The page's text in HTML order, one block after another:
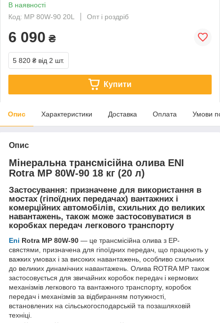
В наявності
Код: MP 80W-90 20L
Опт і роздріб
6 090 ₴
5 820 ₴ від 2 шт.
Купити
Опис Характеристики Доставка Оплата Умови
Опис
Мінеральна трансмісійна олива ENI
Rotra MP 80W-90 18 кг (20 л)
Застосування: призначене для використання в
мостах (гіпоїдних передачах) вантажних і
комерційних автомобілів, схильних до великих
навантажень, також може застосовуватися в
коробках передач легкового транспорту
Eni Rotra MP 80W-90 — це трансмісійна олива з EP-
свястями, призначена для гіпоїдних передач, що працюють у
важких умовах і за високих навантажень, особливо схильних
до великих динамічних навантажень. Олива ROTRA MP також
застосовується для звичайних коробок передач і кермових
механізмів легкового та вантажного транспорту, коробок
передач і механізмів за відбиранням потужності,
встановлених на сільськогосподарській та позашляховій
техніці.